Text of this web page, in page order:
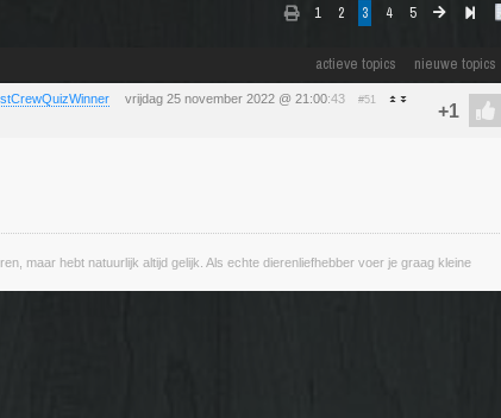
1 2 3 4 5
actieve topics nieuwe topics
vrijdag 25 november 2022 @ 21:00:43 #51
maar hebt natuurlijk altijd gelijk. Als echte dierenliefhebber voer je graag kleine